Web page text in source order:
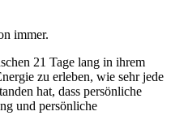
immer.
21 Tage lang in ihrem
zu erleben, wie sehr jede
hat, dass persönliche
und persönliche